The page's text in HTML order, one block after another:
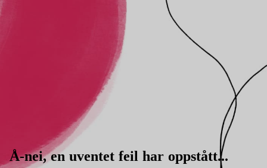
Å-nei, en uventet feil har oppstått...